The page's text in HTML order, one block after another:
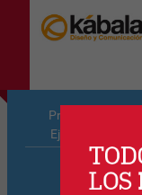
Principales
Ejecutivos